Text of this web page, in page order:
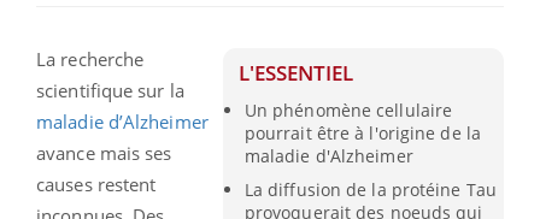
L'ESSENTIEL
Un phénomène cellulaire
pourrait être à l'origine de la
maladie d'Alzheimer
La diffusion de la protéine Tau
provoquerait des noeuds qui
La recherche
scientifique sur la
maladie d’Alzheimer
avance mais ses
causes restent